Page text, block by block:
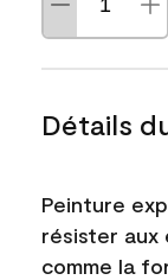
Détails
Peinture
résister aux
comme la